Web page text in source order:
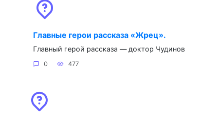
Главные герои рассказа «Жрец».
Главный герой рассказа — доктор Чудинов
0 477